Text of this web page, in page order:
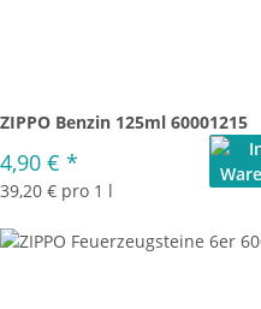
ZIPPO Benzin 125ml 60001215
4,90 € *
39,20 € pro 1 l